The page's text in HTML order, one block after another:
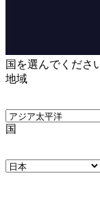
国を選んでくださ
地域
国